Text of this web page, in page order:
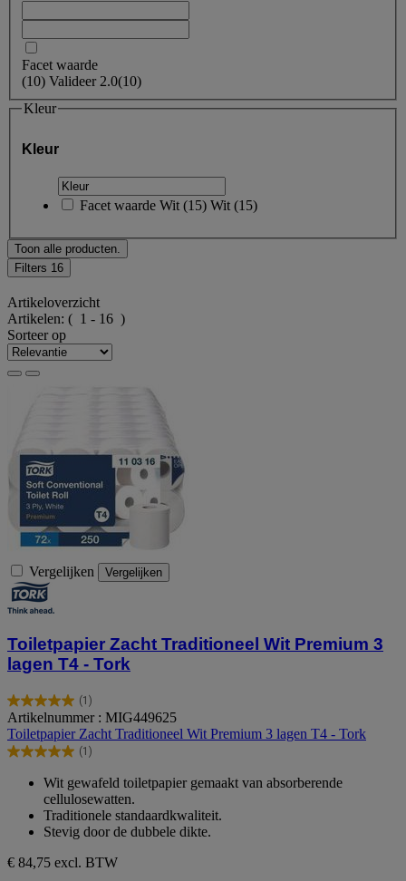
Facet waarde
(10) Valideer 2.0(10)
Kleur
Kleur
Facet waarde Wit(15) Wit(15)
Toon alle producten.
Filters 16
Artikeloverzicht
Artikelen: ( 1 - 16 )
Sorteer op
Vergelijken Vergelijken
Toiletpapier Zacht Traditioneel Wit Premium 3
lagen T4 - Tork
(1)
5.0
van
de
5
beoordeling
Artikelnummer : MIG449625
Toiletpapier Zacht Traditioneel Wit Premium 3 lagen T4 - Tork
(1)
5.0
sterren.
beoordeling
Wit gewafeld toiletpapier gemaakt van absorberende
cellulosewatten.
Traditionele standaardkwaliteit.
Stevig door de dubbele dikte.
€ 84,75 excl. BTW